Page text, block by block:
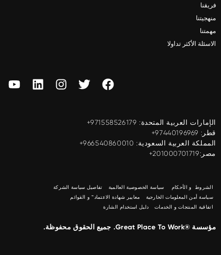
فريقنا
منهجيتنا
مهمتنا
الاسئلة الأكثر تداولا
الإمارات العربية المتحدة: ‎+971558526179
قطر: ‎+97440196969
المملكة العربية السعودية: ‎+966540860010
مصر:201000701719+
الشروط و الأحكام سياسة الخصوصية العالمية
تفاصيل سياسة الشركة
سياسة أمن المعلومات الخارجية
معايير شهادة الاعتماد™ و القوائم
اتفاقية المنتجات و الخدمات
دليل استخدام الشارة
مؤسسة ®Great Place To Work. جميع الحقوق محفوظة.